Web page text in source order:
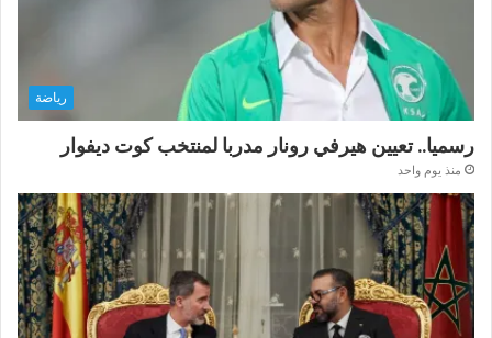
رياضة
رسميا.. تعيين هيرفي رونار مدربا لمنتخب كوت ديفوار
منذ يوم واحد